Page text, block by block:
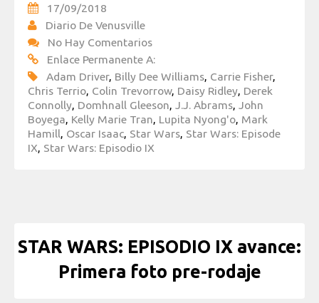
17/09/2018
Diario De Venusville
No Hay Comentarios
Enlace Permanente A:
Adam Driver, Billy Dee Williams Carrie Fisher,
Chris Terrio Colin Trevorrow, Daisy Ridley Derek
Connolly Domhnall Gleeson J.J. Abrams
John
Boyega Kelly Marie Tran Lupita Nyong'o Mark
Hamill Oscar Isaac Star Wars Star Wars: Episode
IX Star Wars: Episodio IX
STAR WARS: EPISODIO IX avance:
Primera foto pre-rodaje